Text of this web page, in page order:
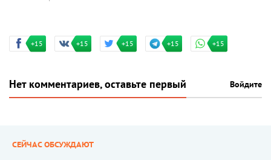
+15 +15 +15 +15 +15
Нет комментариев, оставьте первый Войдите
СЕЙЧАС ОБСУЖДАЮТ